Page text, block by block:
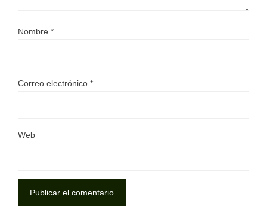
Nombre *
Correo electrónico *
Web